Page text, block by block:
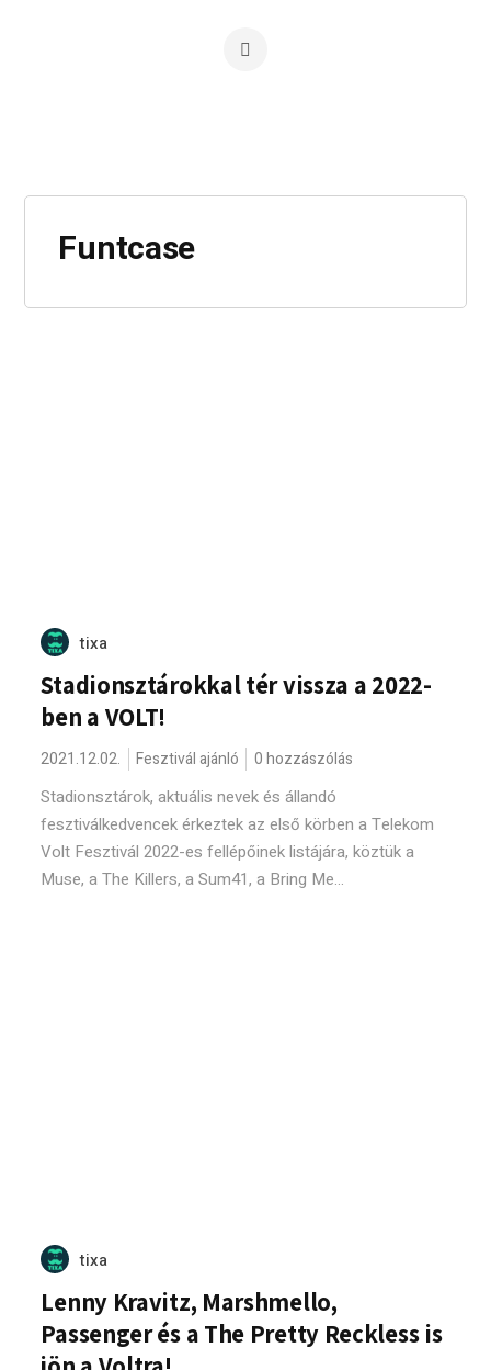
Funtcase
tixa
Stadionsztárokkal tér vissza a 2022-
ben a VOLT!
2021.12.02. Fesztivál ajánló 0 hozzászólás
Stadionsztárok, aktuális nevek és állandó
fesztiválkedvencek érkeztek az első körben a Telekom
Volt Fesztivál 2022-es fellépőinek listájára, köztük a
Muse, a The Killers, a Sum41, a Bring Me...
tixa
Lenny Kravitz, Marshmello,
Passenger és a The Pretty Reckless is